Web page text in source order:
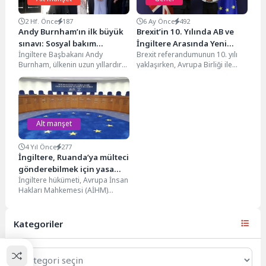
2 Hf. Önce 187
Andy Burnham’ın ilk büyük
sınavı: Sosyal bakım
reformu siyasi krize
dönüşüyor
İngiltere Başbakanı Andy
Burnham, ülkenin uzun yıllardır
çözülemeyen yetişkin sosyal
bakım sistemini köklü şekilde
değiştirmek...
6 Ay Önce 492
Brexit’in 10. Yılında AB ve
İngiltere Arasında Yeni
Yakınlaşma
Brexit referandumunun 10. yılı
yaklaşırken, Avrupa Birliği ile
Alt manşet
4 Yıl Önce 277
İngiltere, Ruanda’ya mülteci
gönderebilmek için yasa
değişikliğine gidiyor
İngiltere hükümeti, Avrupa İnsan
Hakları Mahkemesi (AİHM)
uygulanmamasını öngören...
Kategoriler
Kategoriler